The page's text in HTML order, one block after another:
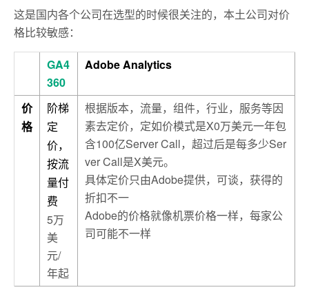
这是国内各个公司在选型的时候很关注的，本土公司对价
格比较敏感：
GA4
360
Adobe Analytics
价
格
阶梯
定
价，
按流
量付
费
5万
美
元/
年起
根据版本，流量，组件，行业，服务等因
素去定价，定如价模式是X0万美元一年包
含100亿Server Call，超过后是每多少Ser
ver Call是X美元。
具体定价只由Adobe提供，可谈，获得的
折扣不一
Adobe的价格就像机票价格一样，每家公
司可能不一样